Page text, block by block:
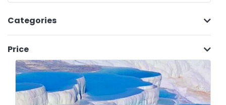
Categories
Price